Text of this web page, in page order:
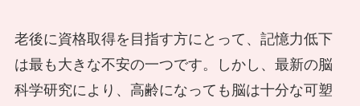
老後に資格取得を目指す方にとって、記憶力低下
は最も大きな不安の一つです。しかし、最新の脳
科学研究により、高齢になっても脳は十分な可塑